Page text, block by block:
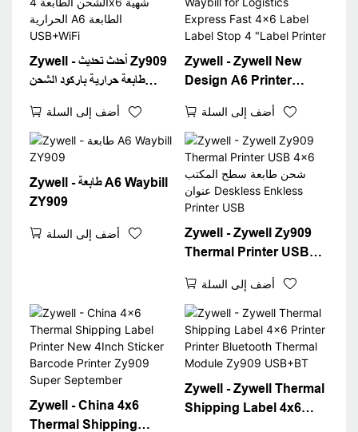
Zywell - أحدث تحديث Zy909
طابعة حرارية باركود الشحن
الطابعة USB+WiFi
أضف إلى السلة
Zywell - Zywell New
Design A6 Printer
Logistics Express Fast
4x6 Label Label Stop 4
"Label Printer
أضف إلى السلة
Zywell - طابعة A6 Waybill
ZY909
أضف إلى السلة
Zywell - Zywell Zy909
Thermal Printer USB
عنوان Deskless Enkless
Printer USB
أضف إلى السلة
Zywell - China 4x6
Thermal Shipping
Zywell - Zywell Thermal
Shipping Label 4x6